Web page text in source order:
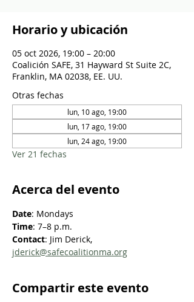
Horario y ubicación
05 oct 2026, 19:00 – 20:00
Coalición SAFE, 31 Hayward St Suite 2C,
Franklin, MA 02038, EE. UU.
Otras fechas
lun, 10 ago, 19:00
lun, 17 ago, 19:00
lun, 24 ago, 19:00
Ver 21 fechas
Acerca del evento
Date: Mondays
Time: 7–8 p.m.
Contact: Jim Derick,
jderick@safecoalitionma.org
Compartir este evento